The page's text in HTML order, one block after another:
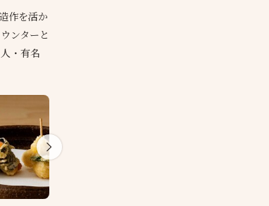
作を活か
ンターと
・有名